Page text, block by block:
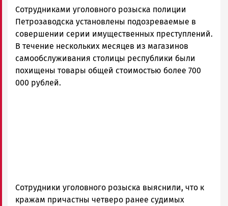
Новости
Петрозаводска
и
Карелии
|
Петрозаводск
ГОВОРИТ
Сотрудниками уголовного розыска полиции
Петрозаводска установлены подозреваемые в
совершении серии имущественных преступлений.
В течение нескольких месяцев из магазинов
самообслуживания столицы республики были
похищены товары общей стоимостью более 700
000 рублей.
Сотрудники уголовного розыска выяснили, что к
кражам причастны четверо ранее судимых